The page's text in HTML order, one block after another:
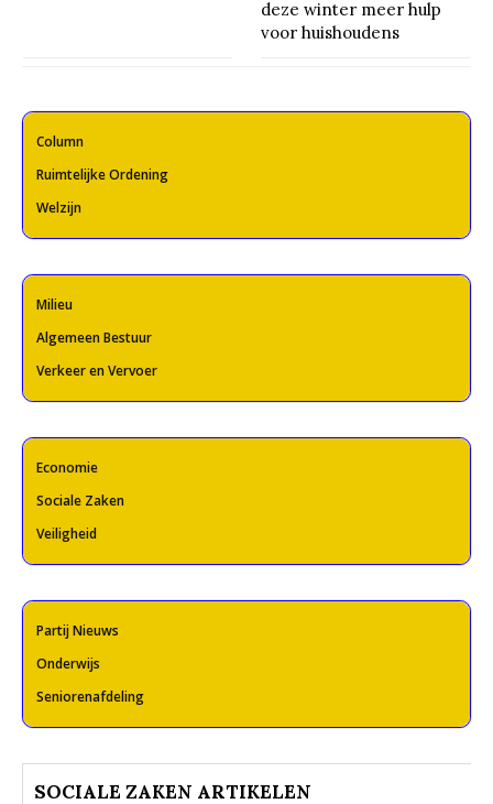
deze winter meer hulp
voor huishoudens
Column
Ruimtelijke Ordening
Welzijn
Milieu
Algemeen Bestuur
Verkeer en Vervoer
Economie
Sociale Zaken
Veiligheid
Partij Nieuws
Onderwijs
Seniorenafdeling
SOCIALE ZAKEN ARTIKELEN